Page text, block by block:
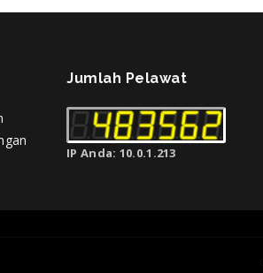
Jumlah Pelawat
IP Anda: 10.0.1.213